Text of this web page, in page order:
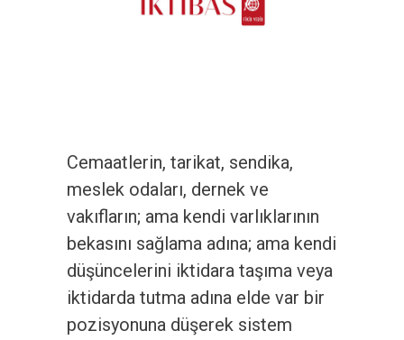
Cemaatlerin, tarikat, sendika,
meslek odaları, dernek ve
vakıfların; ama kendi varlıklarının
bekasını sağlama adına; ama kendi
düşüncelerini iktidara taşıma veya
iktidarda tutma adına elde var bir
pozisyonuna düşerek sistem